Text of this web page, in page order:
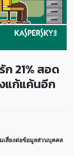
21% สอด
แก้แค้นอีก
เสี่ยงต่อข้อมูลส่วนบุคคล